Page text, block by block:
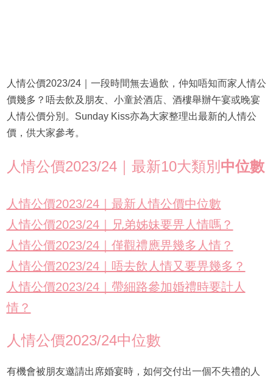
人情公價2023/24｜一段時間無去過飲，仲知唔知而家人情公
價幾多？唔去飲及朋友、小童於酒店、酒樓舉辦午宴或晚宴
人情公價分別。Sunday Kiss亦為大家整理出最新的人情公
價，供大家參考。
人情公價2023/24｜最新10大類別 中位數
人情公價2023/24｜最新人情公價中位數
人情公價2023/24｜兄弟姊妹要畀人情嗎？
人情公價2023/24｜僅觀禮應畀幾多人情？
人情公價2023/24｜唔去飲人情又要畀幾多？
人情公價2023/24｜帶細路參加婚禮時要計人
情？
人情公價2023/24中位數
有機會被朋友邀請出席婚宴時，如何交付出一個不失禮的人